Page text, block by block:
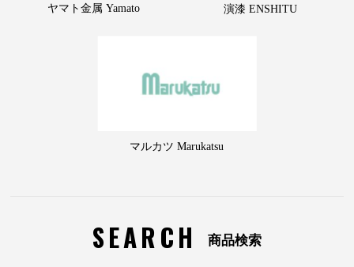
ヤマト金属 Yamato 演漆 ENSHITU
マルカツ Marukatsu
SEARCH 商品検索